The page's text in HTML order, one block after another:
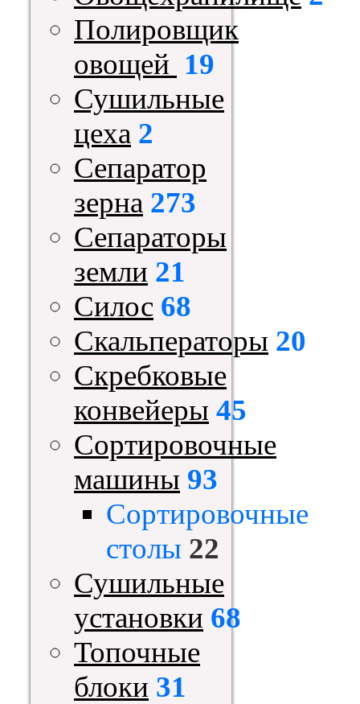
Полировщик
овощей 19
Сушильные
цеха 2
Сепаратор
зерна 273
Сепараторы
земли 21
Силос 68
Скальператоры 20
Скребковые
конвейеры 45
Сортировочные
машины 93
Сортировочные
столы 22
Сушильные
установки 68
Топочные
блоки 31